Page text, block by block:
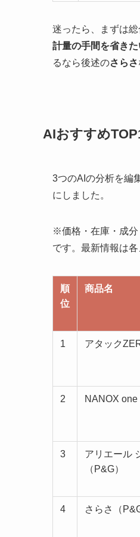
迷ったら、まずは
計量の手間を省き
るなら後述のさらさ
AIおすすめ
3つのAIの分析を編
にしました。
※価格・在庫・成分
です。最新情報は
順
位
商品名
1 アタック
2 NANOX one
3
アリエール
（P&G）
4 さらさ（